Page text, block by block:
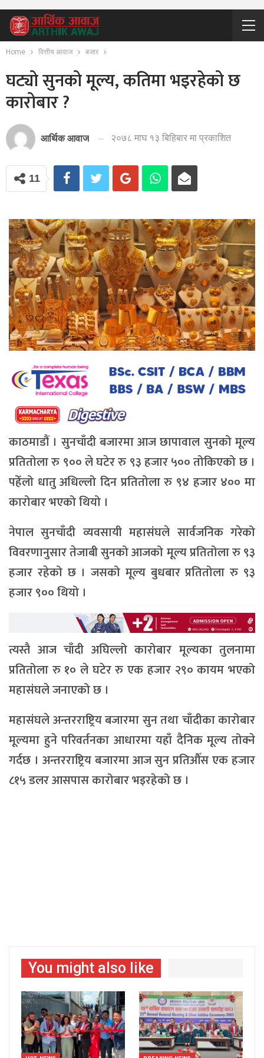
Home वित्तीय आवाज बजार
घट्यो सुनको मूल्य, कतिमा भइरहेको छ
कारोबार ?
आर्थिक आवाज २०७८ माघ १३ बिहिबार मा प्रकाशित
11
काठमाडौं । सुनचाँदी बजारमा आज छापावाल सुनको मूल्य
प्रतितोला रु ९०० ले घटेर रु ९३ हजार ५०० तोकिएको छ ।
पहेँलो धातु अधिल्लो दिन प्रतितोला रु ९४ हजार ४०० मा
कारोबार भएको थियो ।
नेपाल सुनचाँदी व्यवसायी महासंघले सार्वजनिक गरेको
विवरणानुसार तेजाबी सुनको आजको मूल्य प्रतितोला रु ९३
हजार रहेको छ । जसको मूल्य बुधबार प्रतितोला रु ९३
हजार ९०० थियो ।
त्यस्तै आज चाँदी अघिल्लो कारोबार मूल्यका तुलनामा
प्रतितोला रु १० ले घटेर रु एक हजार २९० कायम भएको
महासंघले जनाएको छ ।
महासंघले अन्तरराष्ट्रिय बजारमा सुन तथा चाँदीका कारोबार
मूल्यमा हुने परिवर्तनका आधारमा यहाँ दैनिक मूल्य तोक्ने
गर्दछ । अन्तरराष्ट्रिय बजारमा आज सुन प्रतिऔँस एक हजार
८१५ डलर आसपास कारोबार भइरहेको छ ।
You might also like